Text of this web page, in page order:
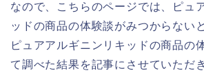
なので、こちらのページでは、ピュ
ッドの商品の体験談がみつからない
ピュアアルギニンリキッドの商品の
て調べた結果を記事にさせていただ